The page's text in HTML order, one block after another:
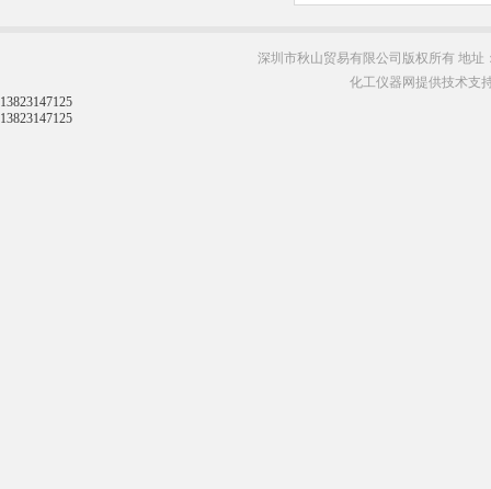
深圳市秋山贸易有限公司版权所有 地址
化工仪器网提供技术支
13823147125
13823147125